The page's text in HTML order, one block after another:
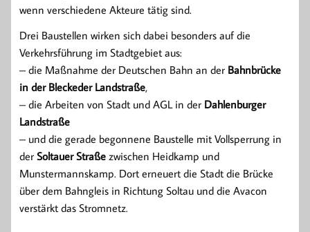
wenn verschiedene Akteure tätig sind.
Drei Baustellen wirken sich dabei besonders auf die
Verkehrsführung im Stadtgebiet aus:
– die Maßnahme der Deutschen Bahn an der Bahnbrücke
in der Bleckeder Landstraße,
– die Arbeiten von Stadt und AGL in der Dahlenburger
Landstraße
– und die gerade begonnene Baustelle mit Vollsperrung in
der Soltauer Straße zwischen Heidkamp und
Munstermannskamp. Dort erneuert die Stadt die Brücke
über dem Bahngleis in Richtung Soltau und die Avacon
verstärkt das Stromnetz.